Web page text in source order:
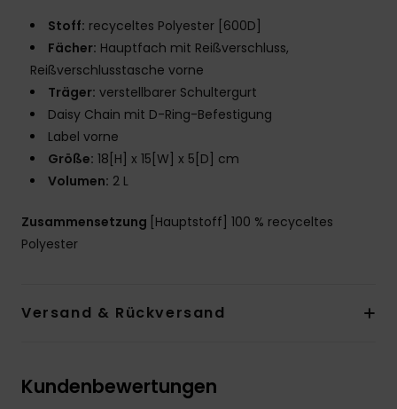
Stoff: recyceltes Polyester [600D]
Fächer: Hauptfach mit Reißverschluss,
Reißverschlusstasche vorne
Träger: verstellbarer Schultergurt
Daisy Chain mit D-Ring-Befestigung
Label vorne
Größe: 18[H] x 15[W] x 5[D] cm
Volumen: 2 L
Zusammensetzung [Hauptstoff] 100 % recyceltes
Polyester
Versand & Rückversand
Kundenbewertungen